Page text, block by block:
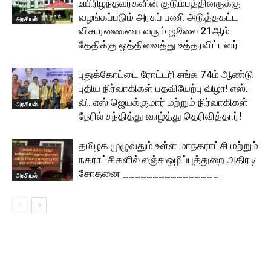
அரசியல்
உயிரிழந்தவர்களின் குடும்பத்தினருக்கு
வழங்கப்படும் அரசுப் பணி அடுத்தகட்ட
விசாரணையை வரும் ஜூலை 21ஆம்
தேதிக்கு ஒத்திவைத்து உத்தரவிட்டனர்
அரசியல்
புதுக்கோட்டை ரோட்டரி சங்க 74ம் ஆண்டு
புதிய நிர்வாகிகள் பதவியேற்பு விழா! எஸ்.
வி. எஸ் ஜெயக்குமார் மற்றும் நிர்வாகிகள்
நேரில் சந்தித்து வாழ்த்து தெரிவித்தார்!
அரசியல்
தமிழக முழுவதும் உள்ள மாநகராட்சி மற்றும்
நகராட்சிகளில் லஞ்ச ஒழிப்புத்துறை அதிரடி
சோதனை ________________